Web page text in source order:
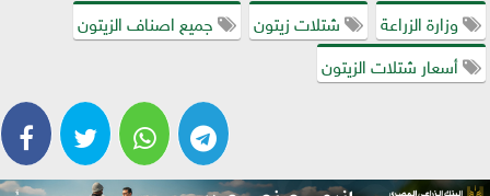
وزارة الزراعة
شتلات زيتون
جميع اصناف الزيتون
أسعار شتلات الزيتون